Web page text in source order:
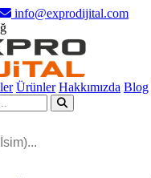
info@exprodijital.com
Ürünler Hakkımızda Blog